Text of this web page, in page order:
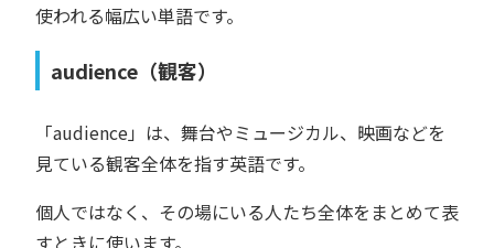
使われる幅広い単語です。
audience（観客）
「audience」は、舞台やミュージカル、映画などを
見ている観客全体を指す英語です。
個人ではなく、その場にいる人たち全体をまとめて表
すときに使います。